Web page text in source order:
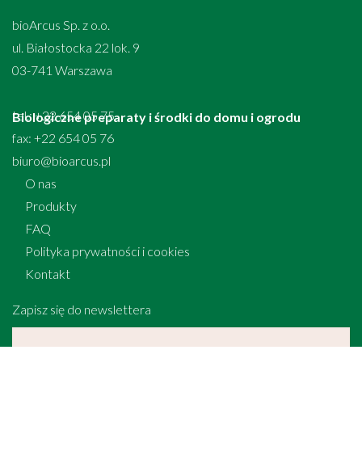
bioArcus Sp. z o.o.
ul. Białostocka 22 lok. 9
03-741 Warszawa
Biologiczne preparaty i środki do domu i ogrodu
tel.: +22 654 05 75
fax: +22 654 05 76
biuro@bioarcus.pl
O nas
Produkty
FAQ
Polityka prywatności i cookies
Kontakt
Zapisz się do newslettera